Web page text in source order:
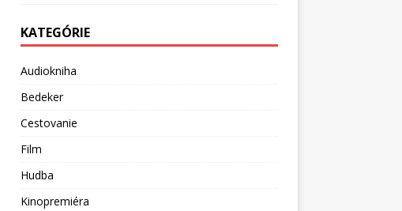
KATEGÓRIE
Audiokniha
Bedeker
Cestovanie
Film
Hudba
Kinopremiéra